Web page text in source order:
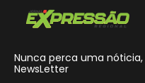
Nunca perca uma
NewsLetter